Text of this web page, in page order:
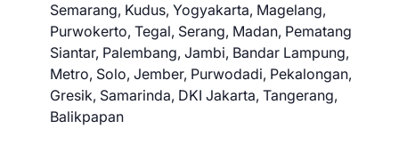
Semarang, Kudus, Yogyakarta, Magelang,
Purwokerto, Tegal, Serang, Madan, Pematang
Siantar, Palembang, Jambi, Bandar Lampung,
Metro, Solo, Jember, Purwodadi, Pekalongan,
Gresik, Samarinda, DKI Jakarta, Tangerang,
Balikpapan